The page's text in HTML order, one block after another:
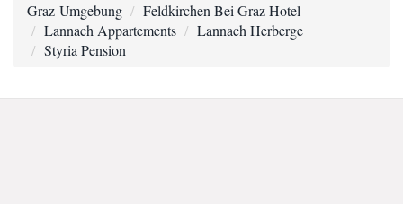
Graz-Umgebung
Feldkirchen Bei Graz Hotel
Lannach Appartements
Lannach Herberge
Styria Pension